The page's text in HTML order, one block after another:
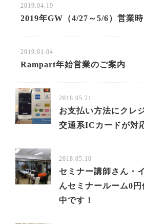
2019.04.19
2019年GW（4/27～5/6）営業時
2019.01.04
Rampart年始営業のご案内
2018.05.21
お支払い方法にクレ
交通系ICカードが対
2018.05.10
セミナー講師さん・
んセミナールーム0
中です！